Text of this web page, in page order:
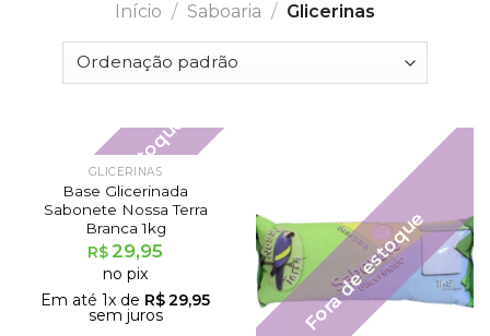
Início / Saboaria / Glicerinas
Fora de estoque
GLICERINAS
Base Glicerinada
Sabonete Nossa Terra
Branca 1kg
R$29,95
no pix
Em até 1x de R$29,95
sem juros Fora de estoque